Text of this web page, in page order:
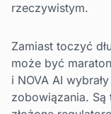
rzeczywistym.
Zamiast toczyć
może być
i NOVA AI
zobowiązania.